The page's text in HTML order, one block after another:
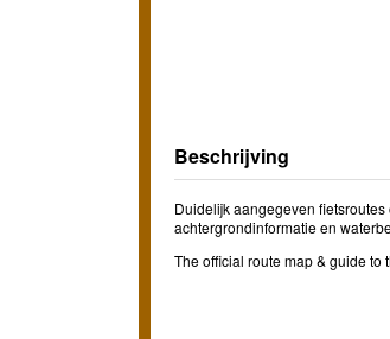
Beschrijving
Duidelijk aangegeven
achtergrondinformatie en
The official route map & guide to